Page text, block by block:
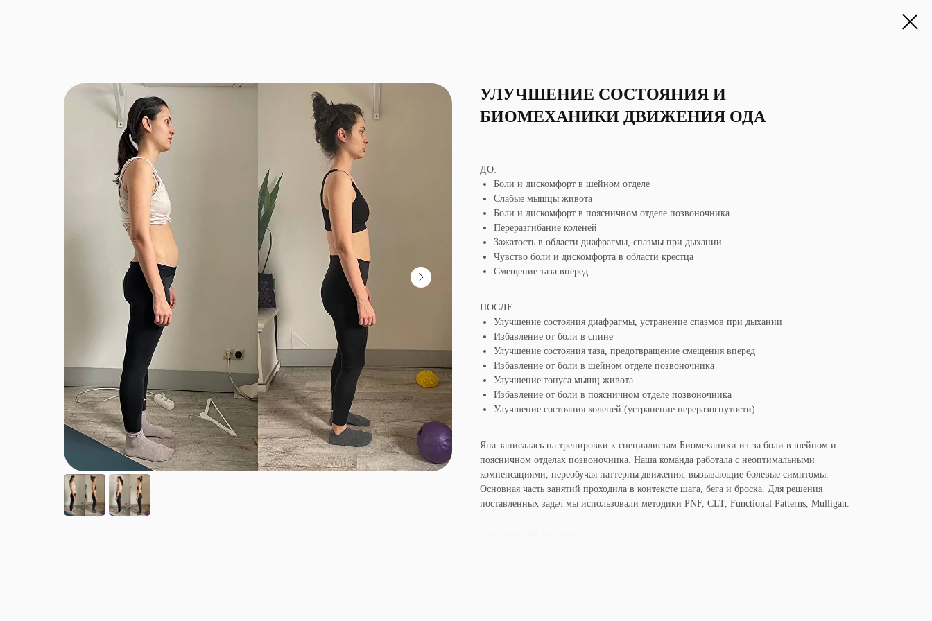
УЛУЧШЕНИЕ СОСТОЯНИЯ И
БИОМЕХАНИКИ ДВИЖЕНИЯ ОДА
ДО:
Боли и дискомфорт в шейном отделе
Слабые мышцы живота
Боли и дискомфорт в поясничном отделе позвоночника
Переразгибание коленей
Зажатость в области диафрагмы, спазмы при дыхании
Чувство боли и дискомфорта в области крестца
Смещение таза вперед
ПОСЛЕ:
Улучшение состояния диафрагмы, устранение спазмов при дыхании
Избавление от боли в спине
Улучшение состояния таза, предотвращение смещения вперед
Избавление от боли в шейном отделе позвоночника
Улучшение тонуса мышц живота
Избавление от боли в поясничном отделе позвоночника
Улучшение состояния коленей (устранение переразогнутости)
Яна записалась на тренировки к специалистам Биомеханики из-за боли в шейном и
поясничном отделах позвоночника. Наша команда работала с неоптимальными
компенсациями, переобучая паттерны движения, вызывающие болевые симптомы.
Основная часть занятий проходила в контексте шага, бега и броска. Для решения
поставленных задач мы использовали методики PNF, CLT, Functional Patterns, Mulligan.